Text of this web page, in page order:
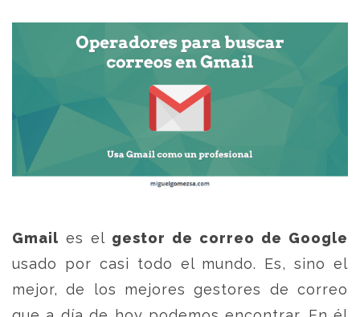
Gmail es el gestor de correo de Google
usado por casi todo el mundo. Es, sino el
mejor, de los mejores gestores de correo